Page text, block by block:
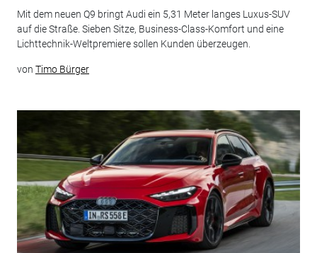
Mit dem neuen Q9 bringt Audi ein 5,31 Meter langes Luxus-SUV
auf die Straße. Sieben Sitze, Business-Class-Komfort und eine
Lichttechnik-Weltpremiere sollen Kunden überzeugen.
von Timo Bürger